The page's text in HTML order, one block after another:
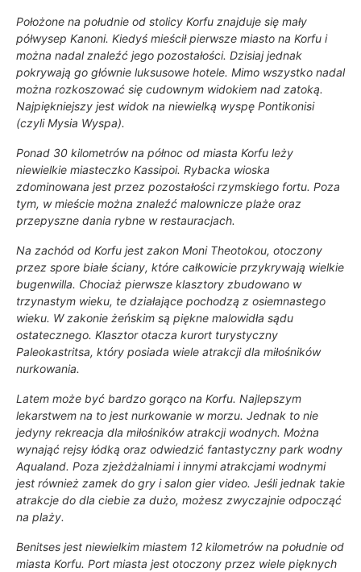
Położone na południe od stolicy Korfu znajduje się mały
półwysep Kanoni. Kiedyś mieścił pierwsze miasto na Korfu i
można nadal znaleźć jego pozostałości. Dzisiaj jednak
pokrywają go głównie luksusowe hotele. Mimo wszystko nadal
można rozkoszować się cudownym widokiem nad zatoką.
Najpiękniejszy jest widok na niewielką wyspę Pontikonisi
(czyli Mysia Wyspa).
Ponad 30 kilometrów na północ od miasta Korfu leży
niewielkie miasteczko Kassipoi. Rybacka wioska
zdominowana jest przez pozostałości rzymskiego fortu. Poza
tym, w mieście można znaleźć malownicze plaże oraz
przepyszne dania rybne w restauracjach.
Na zachód od Korfu jest zakon Moni Theotokou, otoczony
przez spore białe ściany, które całkowicie przykrywają wielkie
bugenwilla. Chociaż pierwsze klasztory zbudowano w
trzynastym wieku, te działające pochodzą z osiemnastego
wieku. W zakonie żeńskim są piękne malowidła sądu
ostatecznego. Klasztor otacza kurort turystyczny
Paleokastritsa, który posiada wiele atrakcji dla miłośników
nurkowania.
Latem może być bardzo gorąco na Korfu. Najlepszym
lekarstwem na to jest nurkowanie w morzu. Jednak to nie
jedyny rekreacja dla miłośników atrakcji wodnych. Można
wynająć rejsy łódką oraz odwiedzić fantastyczny park wodny
Aqualand. Poza zjeżdżalniami i innymi atrakcjami wodnymi
jest również zamek do gry i salon gier video. Jeśli jednak takie
atrakcje do dla ciebie za dużo, możesz zwyczajnie odpocząć
na plaży.
Benitses jest niewielkim miastem 12 kilometrów na południe od
miasta Korfu. Port miasta jest otoczony przez wiele pięknych